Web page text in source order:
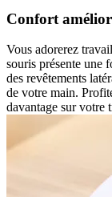
Confort
Vous adorerez
souris présente une
des revêtements
de votre main.
davantage sur votre